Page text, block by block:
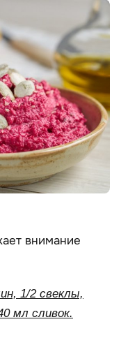
внимание
1/2 свеклы,
мл сливок.